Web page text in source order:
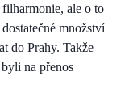
ale o to
množství
do Prahy. Takže
na přenos